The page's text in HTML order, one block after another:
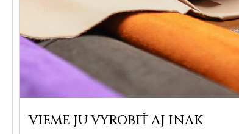
VIEME JU VYROBIŤ AJ INAK